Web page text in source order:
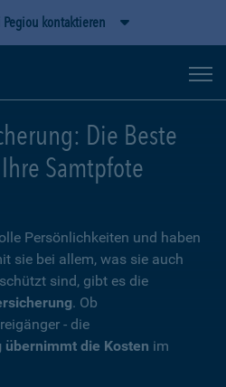
kontaktieren
Die Beste
Samtpfote
Persönlichkeiten und haben
sie bei allem, was sie auch
sind, gibt es die
. Ob
- die
die Kosten im